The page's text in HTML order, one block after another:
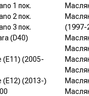
1 пок.
2 пок.
3 пок.
(D40)
(2005-
(2013-)
(1997-